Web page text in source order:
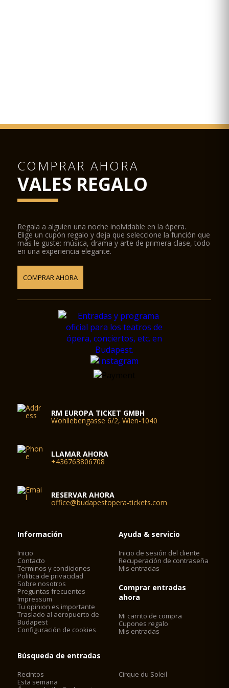
COMPRAR AHORA
VALES REGALO
Regala a alguien una noche inolvidable en la ópera.
Elige un cupón regalo y deja que seleccione la función que
más le guste: música, drama y arte de primera clase, todo
en una experiencia elegante.
COMPRAR AHORA
RM EUROPA TICKET GMBH
Wohllebengasse 6/2, Wien-1040
LLAMAR AHORA
+436763806708
RESERVAR AHORA
office@budapestopera-tickets.com
Información
Inicio
Contacto
Terminos y condiciones
Politica de privacidad
Sobre nosotros
Preguntas frecuentes
Impressum
Tu opinion es importante
Traslado al aeropuerto de
Budapest
Configuración de cookies
Ayuda & servicio
Inicio de sesión del cliente
Recuperación de contraseña
Mis entradas
Comprar entradas
ahora
Mi carrito de compra
Cupones regalo
Mis entradas
Búsqueda de entradas
Recintos
Esta semana
Cirque du Soleil